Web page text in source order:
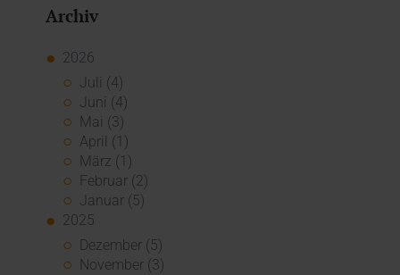
Archiv
2026
Juli (4)
Juni (4)
Mai (3)
April (1)
März (1)
Februar (2)
Januar (5)
2025
Dezember (5)
November (3)